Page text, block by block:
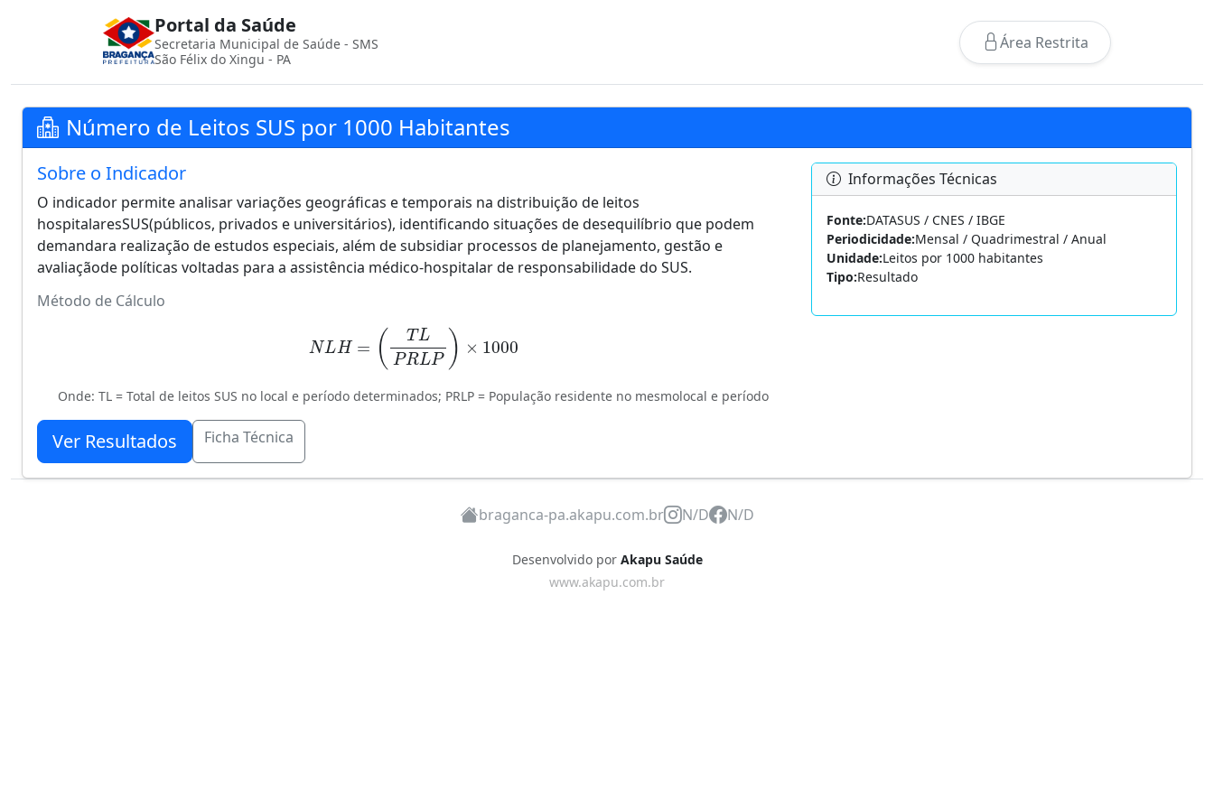
Portal da Saúde
Secretaria Municipal de Saúde - SMS
São Félix do Xingu - PA
Área Restrita
Número de Leitos SUS por 1000 Habitantes
Sobre o Indicador
O indicador permite analisar variações geográficas e temporais na distribuição de leitos
hospitalaresSUS(públicos, privados e universitários), identificando situações de desequilíbrio que podem
demandara realização de estudos especiais, além de subsidiar processos de planejamento, gestão e
avaliaçãode políticas voltadas para a assistência médico-hospitalar de responsabilidade do SUS.
Método de Cálculo
T PRL ×
Onde: TL = Total de leitos SUS no local e período determinados; PRLP = População residente no mesmolocal e período
Ver Resultados Ficha Técnica
Informações Técnicas
Fonte:DATASUS / CNES / IBGE
Periodicidade:Mensal / Quadrimestral / Anual
Unidade:Leitos por 1000 habitantes
Tipo:Resultado
braganca-pa.akapu.com.br N/D N/D
Desenvolvido por Akapu Saúde
www.akapu.com.br